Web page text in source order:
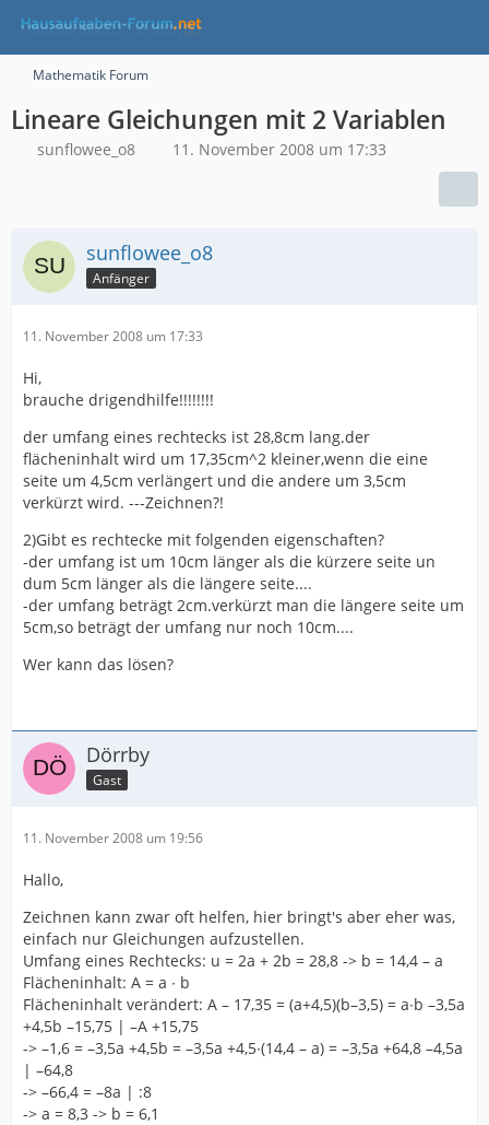
Mathematik Forum
Lineare Gleichungen mit 2 Variablen
sunflowee_o8 11. November 2008 um 17:33
sunflowee_o8
Anfänger
11. November 2008 um 17:33
Hi,
brauche drigendhilfe!!!!!!!!
der umfang eines rechtecks ist 28,8cm lang.der
flächeninhalt wird um 17,35cm^2 kleiner,wenn die eine
seite um 4,5cm verlängert und die andere um 3,5cm
verkürzt wird. ---Zeichnen?!
2)Gibt es rechtecke mit folgenden eigenschaften?
-der umfang ist um 10cm länger als die kürzere seite un
dum 5cm länger als die längere seite....
-der umfang beträgt 2cm.verkürzt man die längere seite um
5cm,so beträgt der umfang nur noch 10cm....
Wer kann das lösen?
Dörrby
Gast
11. November 2008 um 19:56
Hallo,
Zeichnen kann zwar oft helfen, hier bringt's aber eher was,
einfach nur Gleichungen aufzustellen.
Umfang eines Rechtecks: u = 2a + 2b = 28,8 -> b = 14,4 – a
Flächeninhalt: A = a ∙ b
Flächeninhalt verändert: A – 17,35 = (a+4,5)(b–3,5) = a∙b –3,5a
+4,5b –15,75 | –A +15,75
-> –1,6 = –3,5a +4,5b = –3,5a +4,5∙(14,4 – a) = –3,5a +64,8 –4,5a
| –64,8
-> –66,4 = –8a | :8
-> a = 8,3 -> b = 6,1